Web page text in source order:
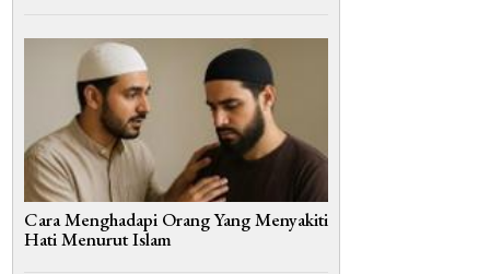
Cara Menghadapi Orang Yang Menyakiti
Hati Menurut Islam